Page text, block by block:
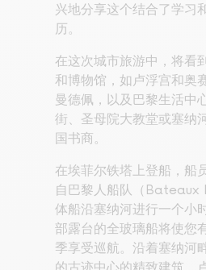
兴地分享这个结合了学习
历。
在这次城市旅游中，将看
和博物馆，如卢浮宫和奥
曼德佩，以及巴黎生活中
街、圣母院大教堂或塞纳
国书商。
在埃菲尔铁塔上登船，船
自巴黎人船队（Bateaux
体船沿塞纳河进行一个小
部露台的全玻璃船将使您
季享受巡航。沿着塞纳河